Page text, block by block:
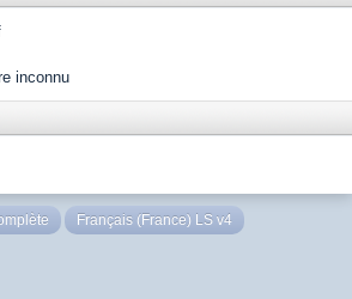
inconnu
Français (France) LS v4